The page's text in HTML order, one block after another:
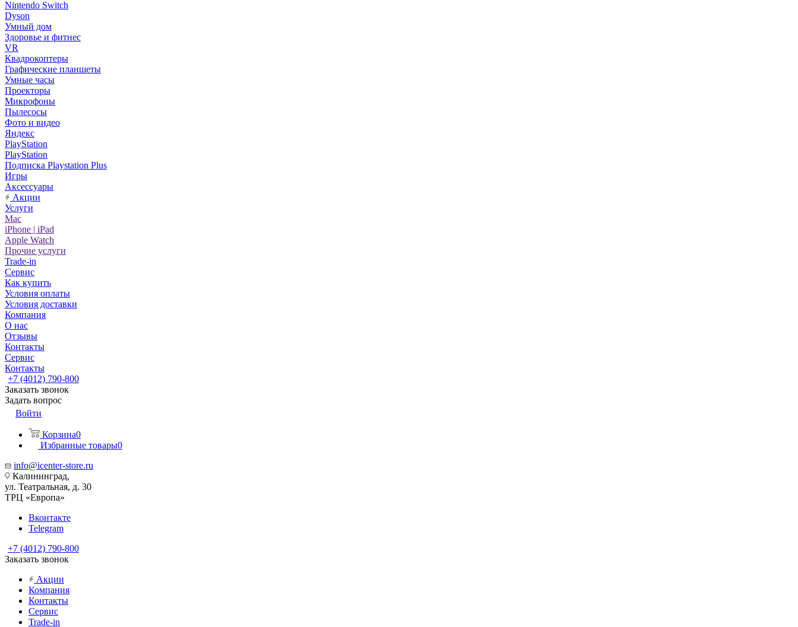
Nintendo Switch
Dyson
Умный дом
Здоровье и фитнес
VR
Квадрокоптеры
Графические планшеты
Умные часы
Проекторы
Микрофоны
Пылесосы
Фото и видео
Яндекс
PlayStation
PlayStation
Подписка Playstation Plus
Игры
Аксессуары
Акции
Услуги
Mac
iPhone | iPad
Apple Watch
Прочие услуги
Trade-in
Сервис
Как купить
Условия оплаты
Условия доставки
Компания
О нас
Отзывы
Контакты
Сервис
Контакты
+7 (4012) 790-800
Заказать звонок
Задать вопрос
Войти
Корзина0
Избранные товары0
info@icenter-store.ru
Калининград,
ул. Театральная, д. 30
ТРЦ «Европа»
Вконтакте
Telegram
+7 (4012) 790-800
Заказать звонок
Акции
Компания
Контакты
Сервис
Trade-in